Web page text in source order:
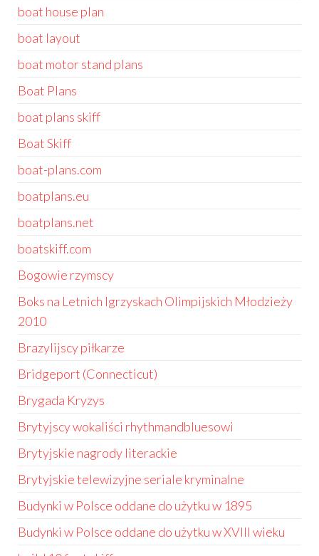
boat house plan
boat layout
boat motor stand plans
Boat Plans
boat plans skiff
Boat Skiff
boat-plans.com
boatplans.eu
boatplans.net
boatskiff.com
Bogowie rzymscy
Boks na Letnich Igrzyskach Olimpijskich Młodzieży
2010
Brazylijscy piłkarze
Bridgeport (Connecticut)
Brygada Kryzys
Brytyjscy wokaliści rhythmandbluesowi
Brytyjskie nagrody literackie
Brytyjskie telewizyjne seriale kryminalne
Budynki w Polsce oddane do użytku w 1895
Budynki w Polsce oddane do użytku w XVIII wieku